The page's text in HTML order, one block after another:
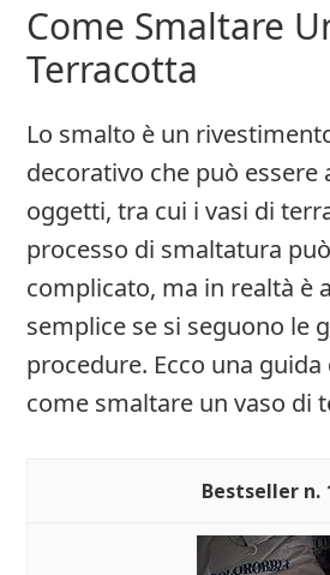
Come Smaltare
Terracotta
Lo smalto è un
decorativo che può essere
oggetti, tra cui i vasi di
processo di smaltatura
complicato, ma in realtà è
semplice se si seguono le
procedure. Ecco una
come smaltare un vaso di